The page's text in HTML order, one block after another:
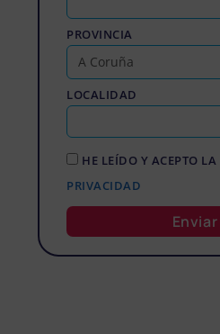
PROVINCIA
LOCALIDAD
HE LEÍDO Y ACEPTO LA
PRIVACIDAD
Enviar